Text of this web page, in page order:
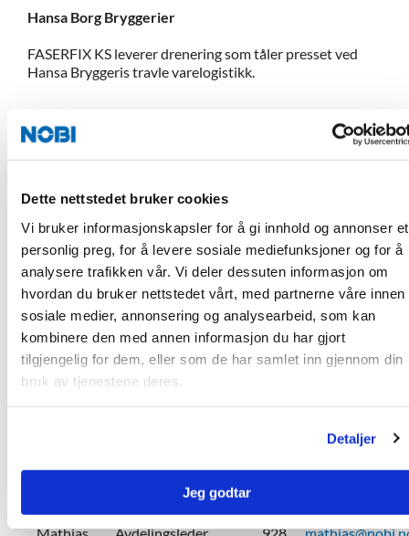
Dette nettstedet bruker cookies
Vi bruker informasjonskapsler for å gi innhold og annonser et
personlig preg, for å levere sosiale mediefunksjoner og for å
analysere trafikken vår. Vi deler dessuten informasjon om
hvordan du bruker nettstedet vårt, med partnerne våre innen
sosiale medier, annonsering og analysearbeid, som kan
kombinere den med annen informasjon du har gjort
tilgjengelig for dem, eller som de har samlet inn gjennom din
bruk av tjenestene deres.
Detaljer
Jeg godtar
Hansa Borg Bryggerier
FASERFIX KS leverer drenering som tåler presset ved
Hansa Bryggeris travle varelogistikk.
Les mer
Kontakt NOBI:
Kontakt oss for Hauraton Faserfix eller andre
drensrenner til ditt prosjekt:
Brox Bøe
19